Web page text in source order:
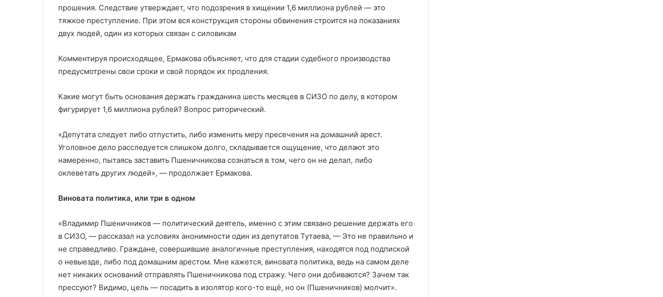
прошения. Следствие утверждает, что подозрения в хищении 1,6 миллиона рублей — это
тяжкое преступление. При этом вся конструкция стороны обвинения строится на показаниях
двух людей, один из которых связан с силовикам
Комментируя происходящее, Ермакова объясняет, что для стадии судебного производства
предусмотрены свои сроки и свой порядок их продления.
Какие могут быть основания держать гражданина шесть месяцев в СИЗО по делу, в котором
фигурирует 1,6 миллиона рублей? Вопрос риторический.
«Депутата следует либо отпустить, либо изменить меру пресечения на домашний арест.
Уголовное дело расследуется слишком долго, складывается ощущение, что делают это
намеренно, пытаясь заставить Пшеничникова сознаться в том, чего он не делал, либо
оклеветать других людей», — продолжает Ермакова.
Виновата политика, или три в одном
«Владимир Пшеничников — политический деятель, именно с этим связано решение держать его
в СИЗО, — рассказал на условиях анонимности один из депутатов Тутаева, — Это не правильно и
не справедливо. Граждане, совершившие аналогичные преступления, находятся под подпиской
о невыезде, либо под домашним арестом. Мне кажется, виновата политика, ведь на самом деле
нет никаких оснований отправлять Пшеничникова под стражу. Чего они добиваются? Зачем так
прессуют? Видимо, цель — посадить в изолятор кого-то ещё, но он (Пшеничников) молчит».